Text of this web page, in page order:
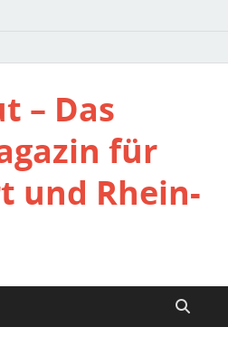
– Das
für
und Rhein-